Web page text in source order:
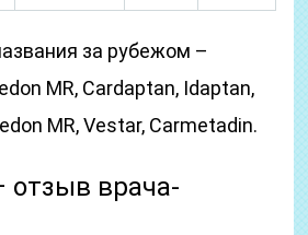
за рубежом –
MR, Cardaptan, Idaptan,
MR, Vestar, Carmetadin.
отзыв врача-